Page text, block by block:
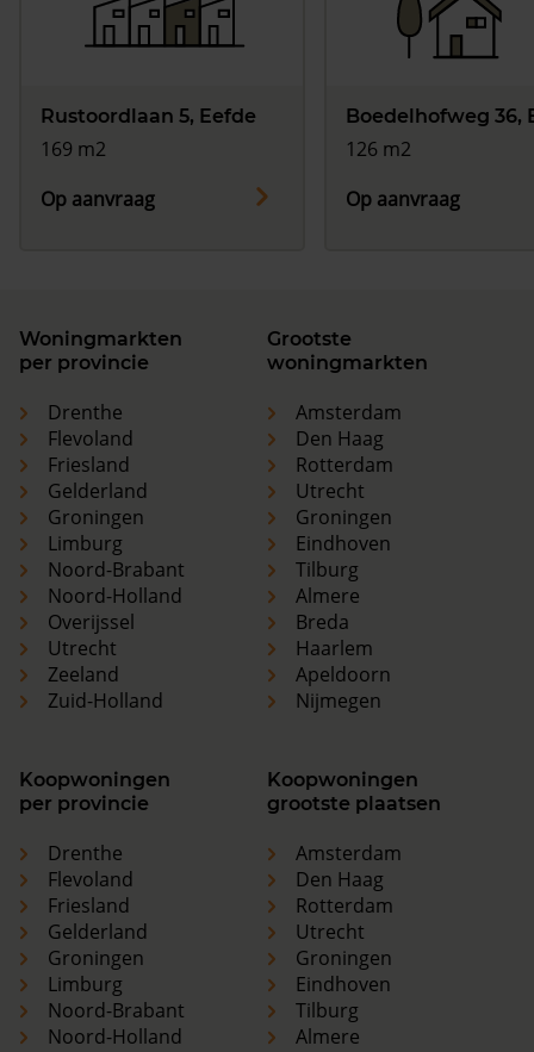
Rustoordlaan 5, Eefde
169 m2
Op aanvraag
Boedelhofweg 36,
126 m2
Op aanvraag
Woningmarkten
per provincie
Drenthe
Flevoland
Friesland
Gelderland
Groningen
Limburg
Noord-Brabant
Noord-Holland
Overijssel
Utrecht
Zeeland
Zuid-Holland
Grootste
woningmarkten
Amsterdam
Den Haag
Rotterdam
Utrecht
Groningen
Eindhoven
Tilburg
Almere
Breda
Haarlem
Apeldoorn
Nijmegen
Koopwoningen
per provincie
Drenthe
Flevoland
Friesland
Gelderland
Groningen
Limburg
Noord-Brabant
Noord-Holland
Koopwoningen
grootste plaatsen
Amsterdam
Den Haag
Rotterdam
Utrecht
Groningen
Eindhoven
Tilburg
Almere